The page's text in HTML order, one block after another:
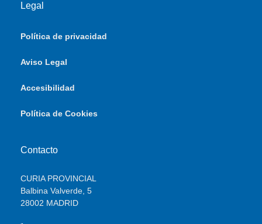
Legal
Política de privacidad
Aviso Legal
Accesibilidad
Política de Cookies
Contacto
CURIA PROVINCIAL
Balbina Valverde, 5
28002 MADRID